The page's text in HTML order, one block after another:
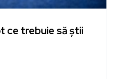
ce trebuie să știi